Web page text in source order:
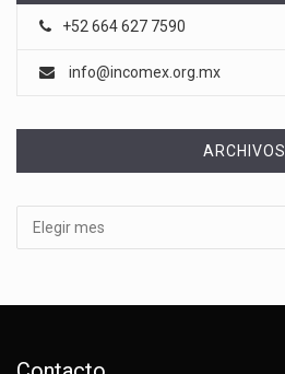
+52 664 627 7590
info@incomex.org.mx
ARCHIVOS